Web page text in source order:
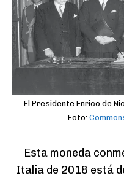
El Presidente Enrico de
Foto:
Esta moneda
Italia de 2018 está